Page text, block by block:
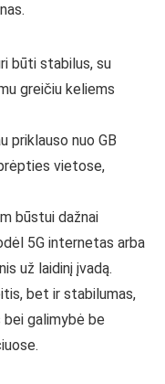
būti stabilus, su
greičiu keliems
priklauso nuo GB
vietose,
būstui dažnai
5G internetas arba
už laidinį įvadą.
bet ir stabilumas,
bei galimybė be